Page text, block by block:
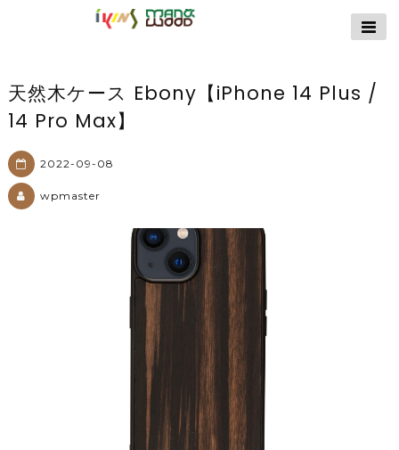
【公式サイト】
｜Man&Wood天然
天然木ケース Ebony【iPhone 14 Plus /
14 Pro Max】
2022-09-08
wpmaster